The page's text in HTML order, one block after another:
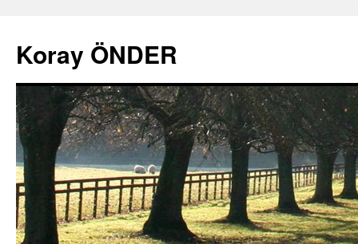
Koray ÖNDER